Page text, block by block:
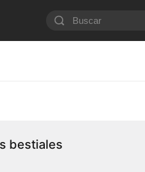
bestiales